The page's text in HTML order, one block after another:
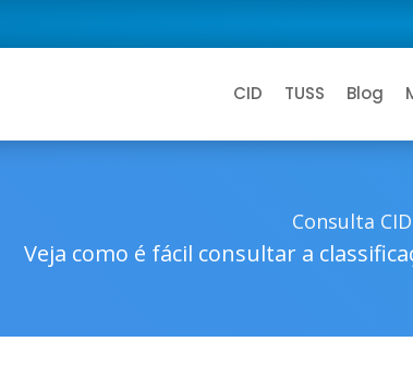
CID TUSS Blog
Consulta
Veja como é fácil consultar a